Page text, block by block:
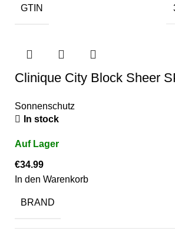
GTIN
Clinique City Block Sheer
Sonnenschutz
In stock
€34.99
In den Warenkorb
BRAND